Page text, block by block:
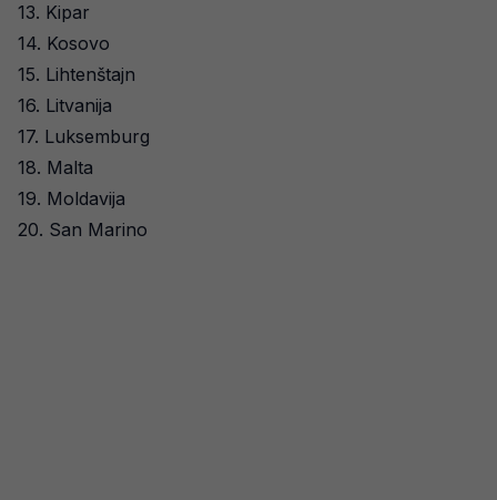
13. Kipar
14. Kosovo
15. Lihtenštajn
16. Litvanija
17. Luksemburg
18. Malta
19. Moldavija
20. San Marino